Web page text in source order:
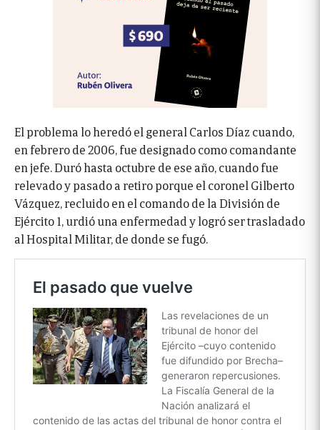
El problema lo heredó el general Carlos Díaz cuando,
en febrero de 2006, fue designado como comandante
en jefe. Duró hasta octubre de ese año, cuando fue
relevado y pasado a retiro porque el coronel Gilberto
Vázquez, recluido en el comando de la División de
Ejército 1, urdió una enfermedad y logró ser trasladado
al Hospital Militar, de donde se fugó.